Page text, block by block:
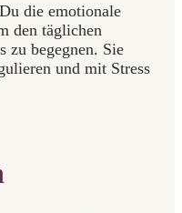
die emotionale
den täglichen
zu begegnen. Sie
und mit Stress